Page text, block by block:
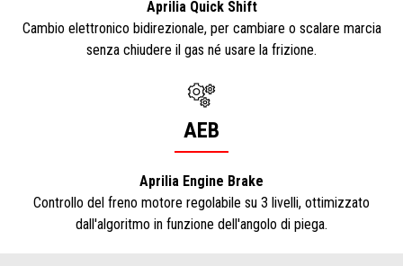
Aprilia Quick Shift
Cambio elettronico bidirezionale, per cambiare o scalare marcia
senza chiudere il gas né usare la frizione.
AEB
Aprilia Engine Brake
Controllo del freno motore regolabile su 3 livelli, ottimizzato
dall'algoritmo in funzione dell'angolo di piega.